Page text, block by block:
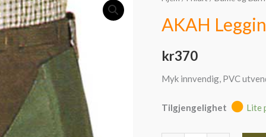
AKAH
kr370
Myk innvendig, PVC
Tilgjengelighet Lite
Olive
antall